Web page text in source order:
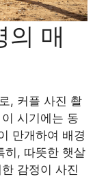
의 매
, 커플 사진 촬
시기에는 동
만개하여 배경
히, 따뜻한 햇살
감정이 사진